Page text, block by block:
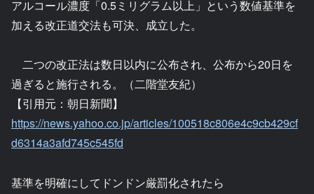
アルコール濃度「0.5ミリグラム以上」という数値基準を
加える改正道交法も可決、成立した。
二つの改正法は数日以内に公布され、公布から20日を
過ぎると施行される。（二階堂友紀）
【引用元：朝日新聞】
https://news.yahoo.co.jp/articles/100518c806e4c9cb429cf
d6314a3afd745c545fd
基準を明確にしてドンドン厳罰化されたら